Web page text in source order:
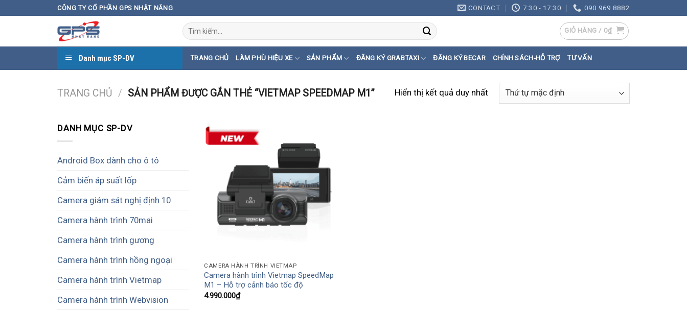
CÔNG TY CỔ PHẦN GPS NHẬT NĂNG CONTACT 7:30 - 17:30 090 969 8882
Tìm
kiếm:
GIỎ HÀNG / 0₫
Danh mục SP-DV TRANG CHỦ LÀM PHÙ HIỆU XE SẢN PHẨM ĐĂNG KÝ GRABTAXI ĐĂNG KÝ BECAR CHÍNH SÁCH-HỖ TRỢ TƯ VẤN
TRANG CHỦ / SẢN PHẨM ĐƯỢC GẮN THẺ “VIETMAP SPEEDMAP M1” Hiển thị kết quả duy nhất
DANH MỤC SP-DV
Android Box dành cho ô tô
Cảm biến áp suất lốp
Camera giám sát nghị định 10
Camera hành trình 70mai
Camera hành trình gương
Camera hành trình hồng ngoại
Camera hành trình Vietmap
Camera hành trình Webvision
CAMERA HÀNH TRÌNH VIETMAP
Camera hành trình Vietmap SpeedMap
M1 – Hỗ trợ cảnh báo tốc độ
4.990.000₫